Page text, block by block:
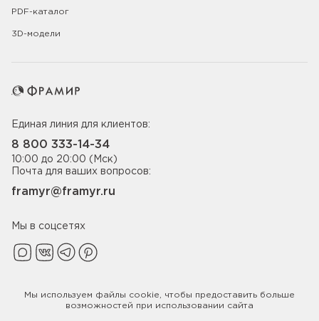
PDF-каталог
3D-модели
Единая линия для клиентов:
8 800 333-14-34
10:00 до 20:00 (Мск)
Почта для ваших вопросов:
framyr@framyr.ru
Мы в соцсетях
Политика конфиденциальности
Мы используем файлы cookie , чтобы предоставить больше
возможностей при использовании сайта